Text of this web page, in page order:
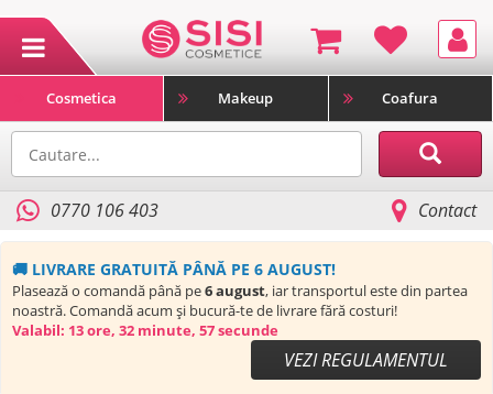
Cosmetica Makeup Coafura
0770 106 403 Contact
🚚 LIVRARE GRATUITĂ PÂNĂ PE 6 AUGUST!
Plasează o comandă până pe6 august, iar transportul este din partea
noastră. Comandă acum și bucură-te de livrare fără costuri!
Valabil: 13 ore, 32 minute, 56 secunde
VEZI REGULAMENTUL